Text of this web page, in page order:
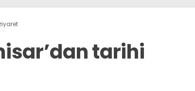
tarihi